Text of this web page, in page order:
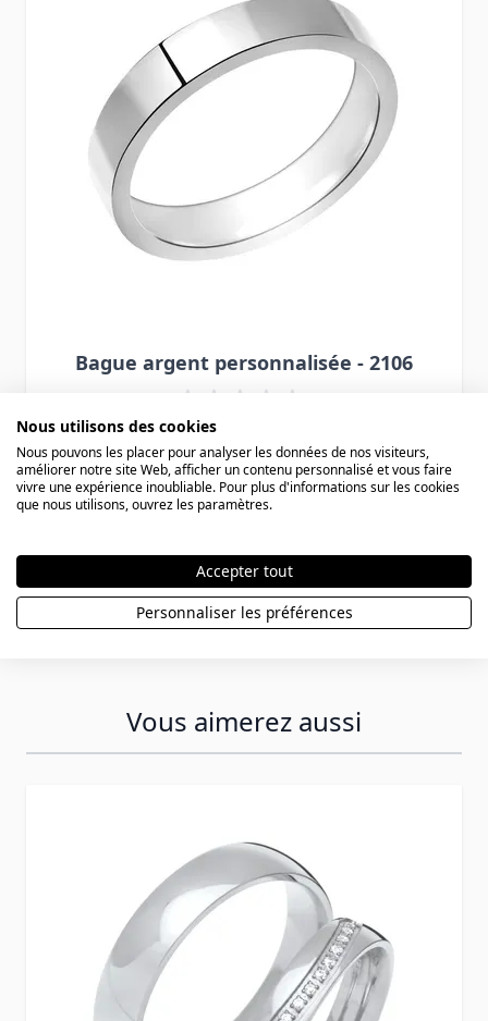
Bague argent personnalisée - 2106
108,90 €
Vous aimerez aussi
Nous utilisons des cookies
Nous pouvons les placer pour analyser les données de nos visiteurs,
améliorer notre site Web, afficher un contenu personnalisé et vous faire
vivre une expérience inoubliable. Pour plus d'informations sur les cookies
que nous utilisons, ouvrez les paramètres.
Accepter tout
Personnaliser les préférences